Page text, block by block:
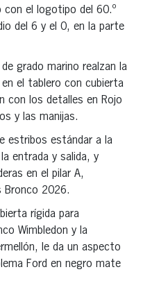
con el logotipo del 60.º
del 6 y el 0, en la parte
grado marino realzan la
el tablero con cubierta
con los detalles en Rojo
y las manijas.
estribos estándar a la
entrada y salida, y
en el pilar A,
Bronco 2026.
rígida para
Wimbledon y la
le da un aspecto
Ford en negro mate